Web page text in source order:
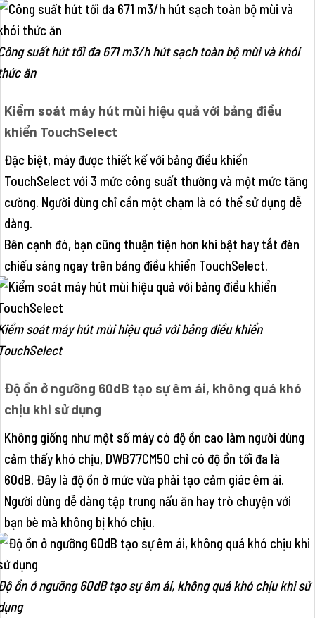
suất hút tối đa 671 m3/h hút sạch toàn bộ mùi và khói
ăn
Kiểm soát máy hút mùi hiệu quả với bảng điều
khiển TouchSelect
Đặc biệt, máy được thiết kế với bảng điều khiển
TouchSelect với 3 mức công suất thường và một mức tăng
cường. Người dùng chỉ cần một chạm là có thể sử dụng dễ
dàng.
Bên cạnh đó, bạn cũng thuận tiện hơn khi bật hay tắt đèn
chiếu sáng ngay trên bảng điều khiển TouchSelect.
soát máy hút mùi hiệu quả với bảng điều khiển
Độ ồn ở ngưỡng 60dB tạo sự êm ái, không quá khó
chịu khi sử dụng
Không giống như một số máy có độ ồn cao làm người dùng
cảm thấy khó chịu, DWB77CM50 chỉ có độ ồn tối đa là
60dB. Đây là độ ồn ở mức vừa phải tạo cảm giác êm ái.
Người dùng dễ dàng tập trung nấu ăn hay trò chuyện với
bạn bè mà không bị khó chịu.
ồn ở ngưỡng 60dB tạo sự êm ái, không quá khó chịu khi sử